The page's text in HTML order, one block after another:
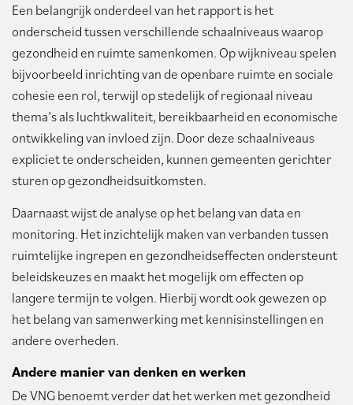
Een belangrijk onderdeel van het rapport is het
onderscheid tussen verschillende schaalniveaus waarop
gezondheid en ruimte samenkomen. Op wijkniveau spelen
bijvoorbeeld inrichting van de openbare ruimte en sociale
cohesie een rol, terwijl op stedelijk of regionaal niveau
thema’s als luchtkwaliteit, bereikbaarheid en economische
ontwikkeling van invloed zijn. Door deze schaalniveaus
expliciet te onderscheiden, kunnen gemeenten gerichter
sturen op gezondheidsuitkomsten.
Daarnaast wijst de analyse op het belang van data en
monitoring. Het inzichtelijk maken van verbanden tussen
ruimtelijke ingrepen en gezondheidseffecten ondersteunt
beleidskeuzes en maakt het mogelijk om effecten op
langere termijn te volgen. Hierbij wordt ook gewezen op
het belang van samenwerking met kennisinstellingen en
andere overheden.
Andere manier van denken en werken
De VNG benoemt verder dat het werken met gezondheid